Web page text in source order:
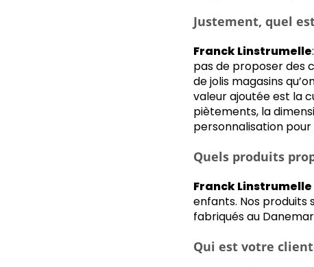
Justement, quel
Franck Linstrumelle
pas de proposer des
de jolis magasins
valeur ajoutée est la
piètements, la
personnalisation
Quels produits
Franck Linstrumelle
enfants. Nos produits
fabriqués au
Qui est votre